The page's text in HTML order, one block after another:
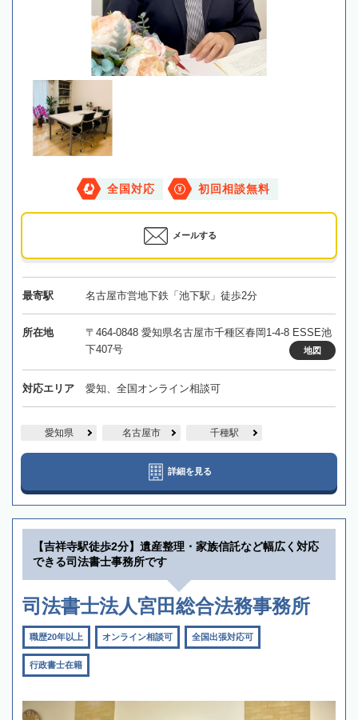
全国対応 初回相談無料
メールする
最寄駅 名古屋市営地下鉄「池下駅」徒歩2分
所在地
〒464-0848 愛知県名古屋市千種区春岡1-4-8 ESSE池
下407号
地図
対応エリア 愛知、全国オンライン相談可
愛知県 名古屋市 千種駅
詳細を見る
【吉祥寺駅徒歩2分】遺産整理・家族信託など幅広く対応
できる司法書士事務所です
司法書士法人宮田総合法務事務所
職歴20年以上 オンライン相談可 全国出張対応可
行政書士在籍